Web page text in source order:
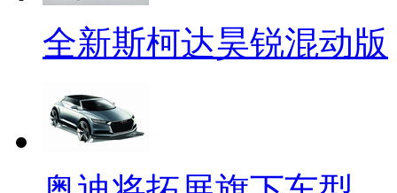
全新斯柯达昊锐混动版